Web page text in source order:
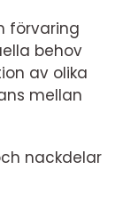
förvaring
behov
av olika
mellan
nackdelar